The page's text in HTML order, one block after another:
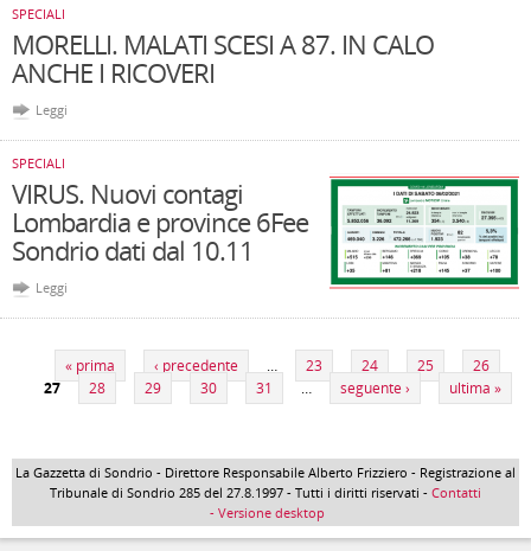
SPECIALI
MORELLI. MALATI SCESI A 87. IN CALO
ANCHE I RICOVERI
Leggi
SPECIALI
VIRUS. Nuovi contagi
Lombardia e province 6Fee
Sondrio dati dal 10.11
Leggi
« prima ‹ precedente … 23 24 25
26
27
28 29 30 31 … seguente › ultima »
La Gazzetta di Sondrio - Direttore Responsabile Alberto Frizziero - Registrazione al
Tribunale di Sondrio 285 del 27.8.1997 - Tutti i diritti riservati - Contatti
- Versione desktop